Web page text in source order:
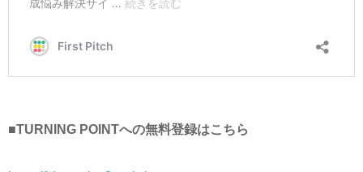
■TURNING POINTへの無料登録はこちら